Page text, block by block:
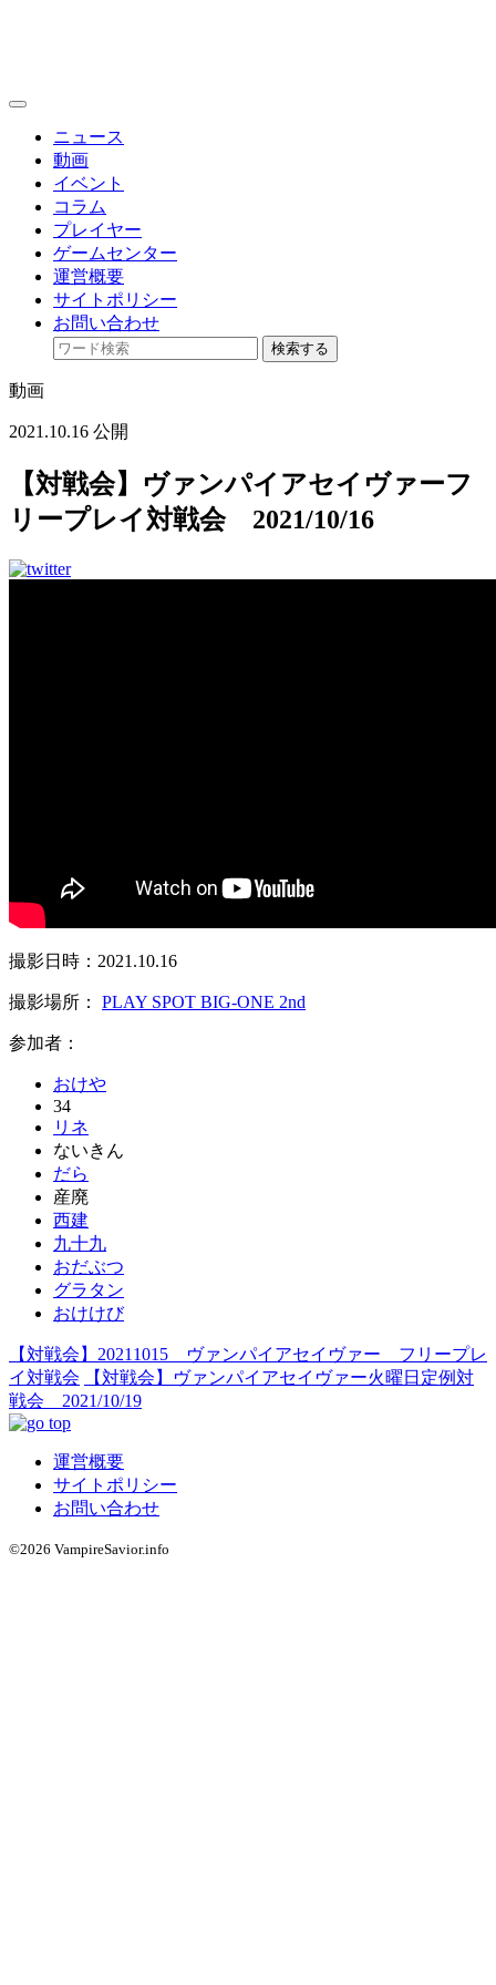
toggle
ニュース
動画
イベント
コラム
プレイヤー
ゲームセンター
運営概要
サイトポリシー
お問い合わせ
検索する
動画
2021.10.16 公開
【対戦会】ヴァンパイアセイヴァーフ
リープレイ対戦会 2021/10/16
撮影日時：2021.10.16
撮影場所： PLAY SPOT BIG-ONE 2nd
参加者：
おけや
34
リネ
ないきん
だら
産廃
西建
九十九
おだぶつ
グラタン
おけけび
【対戦会】20211015 ヴァンパイアセイヴァー フリープレ
イ対戦会
【対戦会】ヴァンパイアセイヴァー火曜日定例対
戦会 2021/10/19
運営概要
サイトポリシー
お問い合わせ
©2026 VampireSavior.info